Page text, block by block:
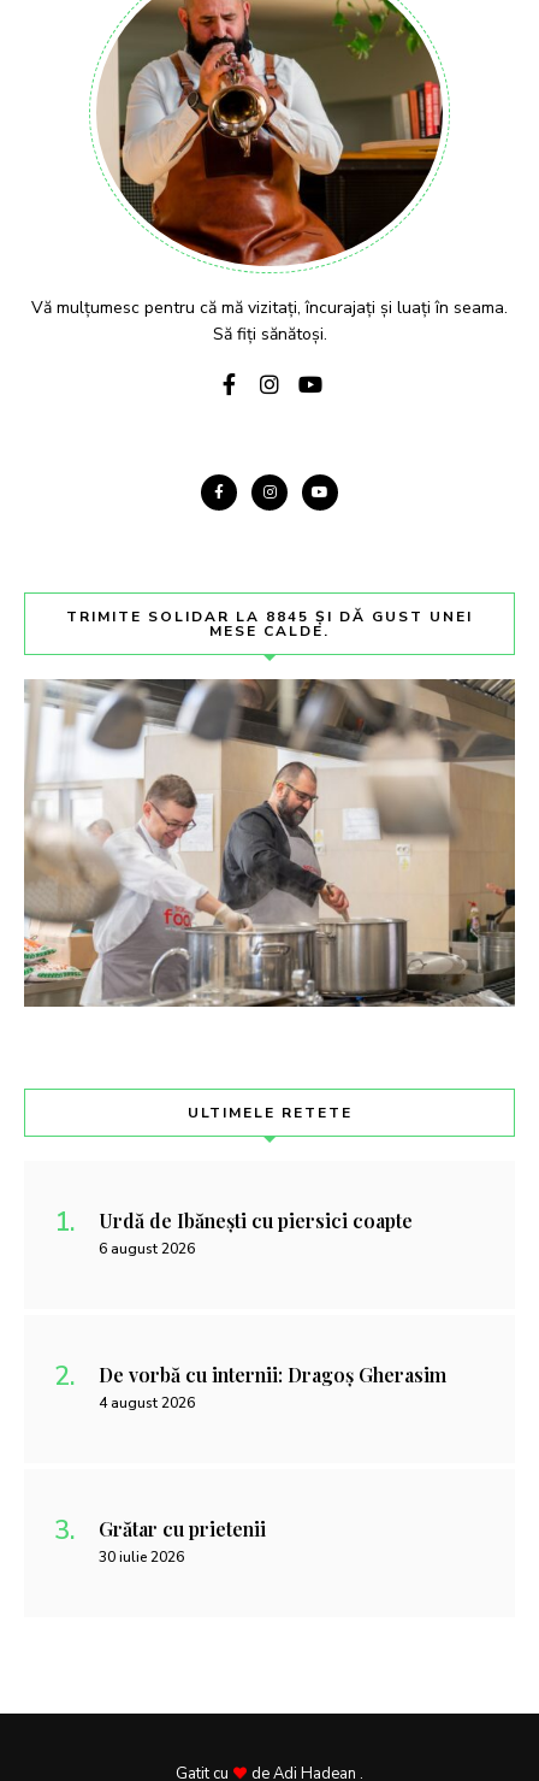
Vă mulțumesc pentru că mă vizitați, încurajați și luați în seama.
Să fiți sănătoși.
TRIMITE SOLIDAR LA 8845 ȘI DĂ GUST UNEI
MESE CALDE.
ULTIMELE RETETE
Urdă de Ibănești cu piersici coapte
6 august 2026
De vorbă cu internii: Dragoș Gherasim
4 august 2026
Grătar cu prietenii
30 iulie 2026
Gatit cu de Adi Hadean .